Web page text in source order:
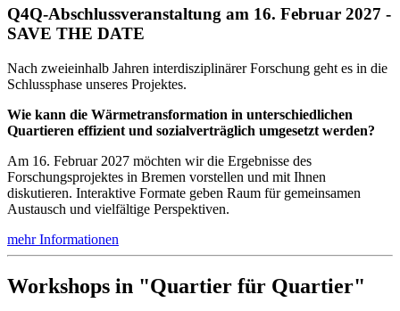
Q4Q-Abschlussveranstaltung am 16. Februar 2027 -
SAVE THE DATE
Nach zweieinhalb Jahren interdisziplinärer Forschung geht es in die
Schlussphase unseres Projektes.
Wie kann die Wärmetransformation in unterschiedlichen
Quartieren effizient und sozialverträglich umgesetzt werden?
Am 16. Februar 2027 möchten wir die Ergebnisse des
Forschungsprojektes in Bremen vorstellen und mit Ihnen
diskutieren. Interaktive Formate geben Raum für gemeinsamen
Austausch und vielfältige Perspektiven.
mehr Informationen
Workshops in "Quartier für Quartier"